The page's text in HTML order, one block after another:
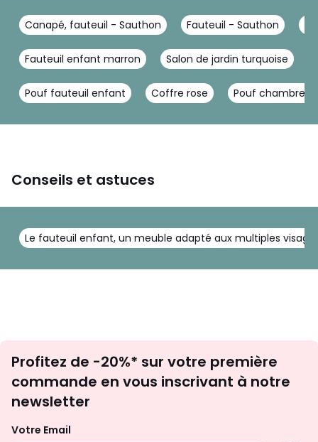
Canapé, fauteuil - Sauthon Fauteuil - Sauthon
Fauteuil enfant marron Salon de jardin turquoise
Pouf fauteuil enfant Coffre rose Pouf chambre
Conseils et astuces
Le fauteuil enfant, un meuble adapté aux multiples
newsletter
Profitez de -20%* sur votre première
commande en vous inscrivant à notre
newsletter
Votre Email